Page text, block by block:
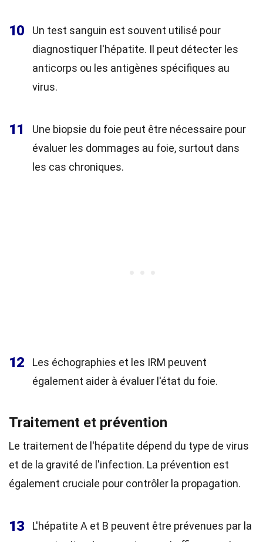
10
Un test sanguin est souvent utilisé pour
diagnostiquer l'hépatite. Il peut détecter les
anticorps ou les antigènes spécifiques au
virus.
11
Une biopsie du foie peut être nécessaire pour
évaluer les dommages au foie, surtout dans
les cas chroniques.
12
Les échographies et les IRM peuvent
également aider à évaluer l'état du foie.
Traitement et prévention
Le traitement de l'hépatite dépend du type de virus
et de la gravité de l'infection. La prévention est
également cruciale pour contrôler la propagation.
13
L'hépatite A et B peuvent être prévenues par la